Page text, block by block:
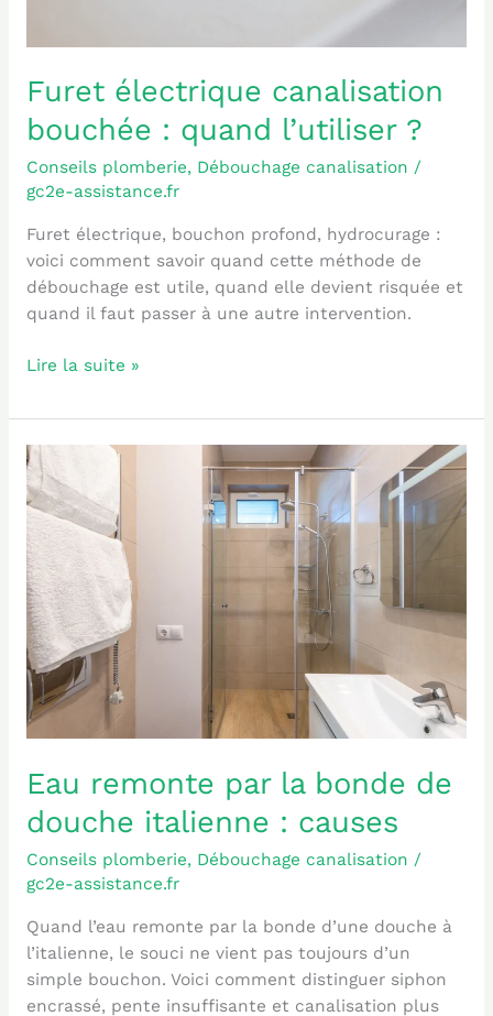
Furet électrique canalisation
bouchée : quand l’utiliser ?
Conseils plomberie, Débouchage canalisation /
gc2e-assistance.fr
Furet électrique, bouchon profond, hydrocurage :
voici comment savoir quand cette méthode de
débouchage est utile, quand elle devient risquée et
quand il faut passer à une autre intervention.
Lire la suite »
Eau remonte par la bonde de
douche italienne : causes
Conseils plomberie, Débouchage canalisation /
gc2e-assistance.fr
Quand l’eau remonte par la bonde d’une douche à
l’italienne, le souci ne vient pas toujours d’un
simple bouchon. Voici comment distinguer siphon
encrassé, pente insuffisante et canalisation plus
Eau
remonte
par
la
bonde
de
douche
italienne
:
causes